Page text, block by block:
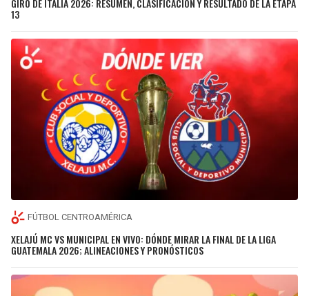
13
FÚTBOL CENTROAMÉRICA
XELAJÚ MC VS MUNICIPAL EN VIVO: DÓNDE MIRAR LA FINAL DE LA LIGA
GUATEMALA 2026; ALINEACIONES Y PRONÓSTICOS